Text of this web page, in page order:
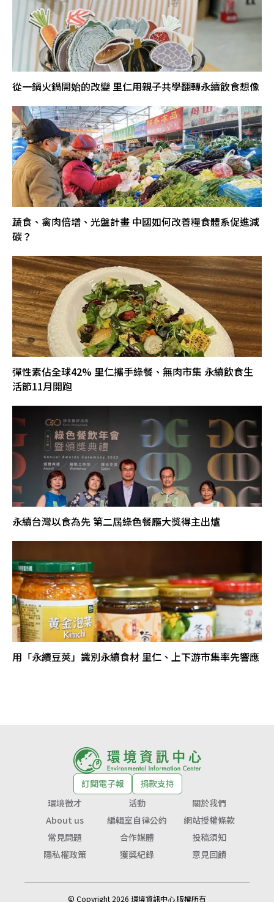
從一鍋火鍋開始的改變 里仁用親子共學翻轉永續飲食想像
蔬食、禽肉倍增、光盤計畫 中國如何改善糧食體系促進減
碳？
彈性素佔全球42% 里仁攜手綠餐、無肉市集 永續飲食生
活節11月開跑
永續台灣以食為先 第二屆綠色餐廳大獎得主出爐
用「永續豆莢」識別永續食材 里仁、上下游市集率先響應
訂閱電子報
捐款支持
環境徵才
活動
關於我們
About us
編輯室自律公約
網站授權條款
常見問題
合作媒體
投稿須知
隱私權政策
獲獎紀錄 意見回饋
© Copyright 2026 環境資訊中心 版權所有